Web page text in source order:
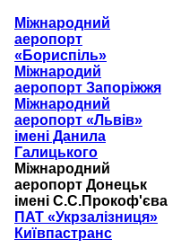
Міжнародний
аеропорт
«Бориспіль»
Міжнародий
аеропорт Запоріжжя
Міжнародний
аеропорт «Львів»
імені Данила
Галицького
Міжнародний
аеропорт Донецьк
імені С.С.Прокоф'єва
ПАТ «Укрзалізниця»
Київпастранс